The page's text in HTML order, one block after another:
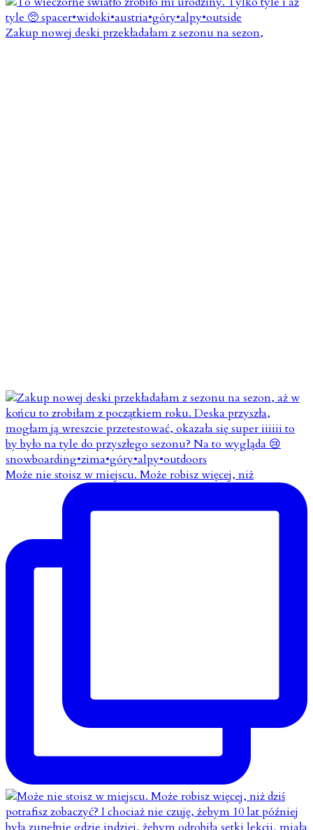
Zakup nowej deski przekładałam z sezonu na sezon,
Może nie stoisz w miejscu. Może robisz więcej, niż